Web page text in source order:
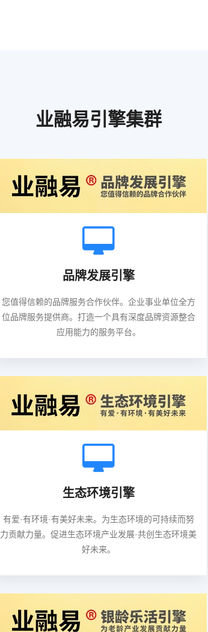
业融易引擎集群
品牌发展引擎
您值得信赖的品牌服务合作伙伴。企业事业单位全方
位品牌服务提供商。打造一个具有深度品牌资源整合
应用能力的服务平台。
生态环境引擎
有爱·有环境·有美好未来。为生态环境的可持续而努
力贡献力量。促进生态环境产业发展·共创生态环境美
好未来。